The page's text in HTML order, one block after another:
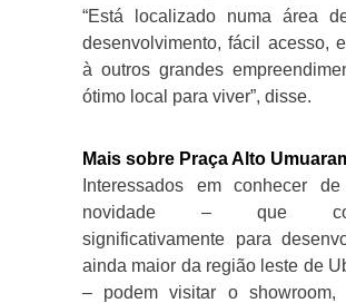
“Está localizado numa área
desenvolvimento, fácil acesso,
à outros grandes
ótimo local para viver”, disse.
Mais sobre Praça Alto
Interessados em conhecer
novidade – que
significativamente para
ainda maior da região leste de
– podem visitar o showroom,